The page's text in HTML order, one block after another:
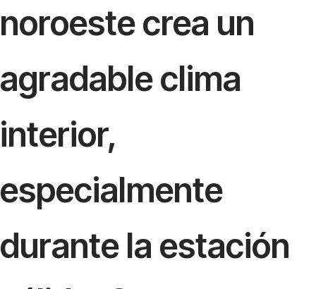
noroeste crea un
agradable clima
interior,
especialmente
durante la estación